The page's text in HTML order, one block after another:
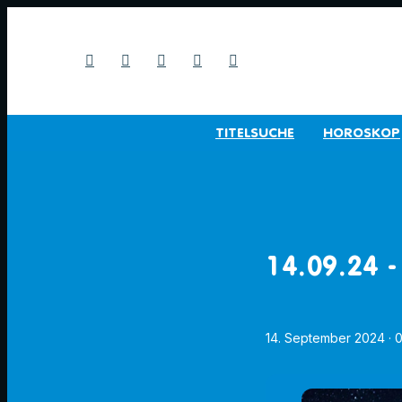
TITELSUCHE HOROSKOP
14.09.24
14. September 2024 ·